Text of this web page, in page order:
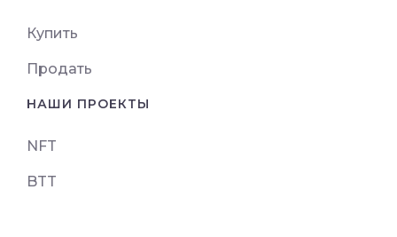
Купить
Продать
НАШИ ПРОЕКТЫ
NFT
BTT